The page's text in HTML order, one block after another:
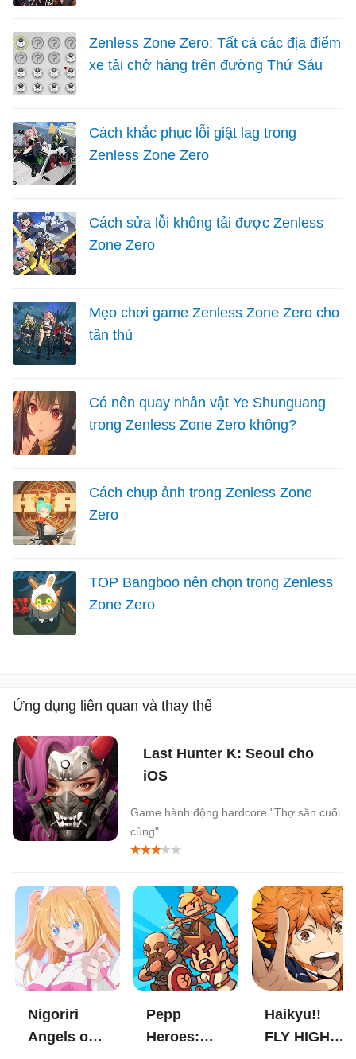
Zenless Zone Zero: Tất cả các địa điểm
xe tải chở hàng trên đường Thứ Sáu
Cách khắc phục lỗi giật lag trong
Zenless Zone Zero
Cách sửa lỗi không tải được Zenless
Zone Zero
Mẹo chơi game Zenless Zone Zero cho
tân thủ
Có nên quay nhân vật Ye Shunguang
trong Zenless Zone Zero không?
Cách chụp ảnh trong Zenless Zone
Zero
TOP Bangboo nên chọn trong Zenless
Zone Zero
Ứng dụng liên quan và thay thế
Last Hunter K: Seoul cho
iOS
Game hành động hardcore "Thợ săn cuối
cùng"
Nigoriri
Angels on
Pepp
Heroes:
Haikyu!!
FLY HIGH